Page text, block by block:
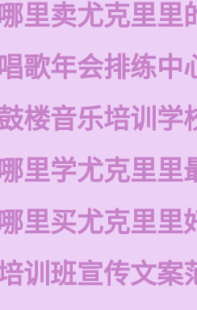
里卖尤克里里
歌年会排练中
楼音乐培训学
里学尤克里里
里买尤克里里
训班宣传文案